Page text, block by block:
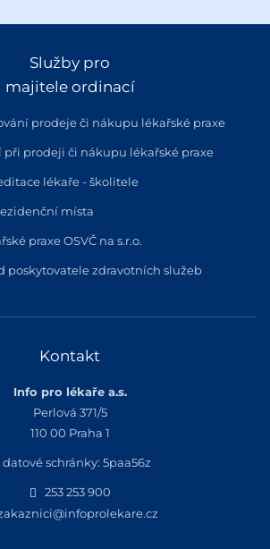
Služby pro
majitele ordinací
prodeje či nákupu lékařské praxe
při prodeji či nákupu lékařské praxe
lékaře - školitele
místa
praxe OSVČ na s.r.o.
poskytovatele zdravotních služeb
Kontakt
Info pro lékaře a.s.
Perlová 371/5
110 00 Praha 1
datové schránky: 5paa56z
253 253 900